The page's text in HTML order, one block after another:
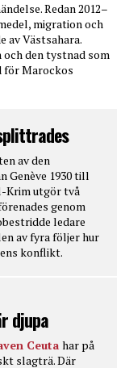
Redan 2012–
migration och
av Västsahara.
den tystnad som
för Marockos
av den
Genève 1930 till
Krim utgör två
genom
ledare
av fyra följer hur
konflikt.
djupa
Ceuta har på
slagträ. Där